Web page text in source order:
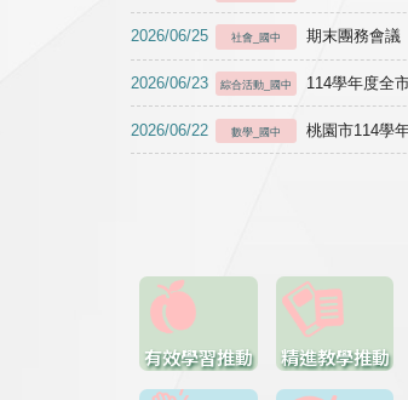
2026/06/25 社會_國中 期末團務會議
2026/06/23 綜合活動_國中 114學年度全
2026/06/22 數學_國中 桃園市114學
有效學習推動 精進教學推動